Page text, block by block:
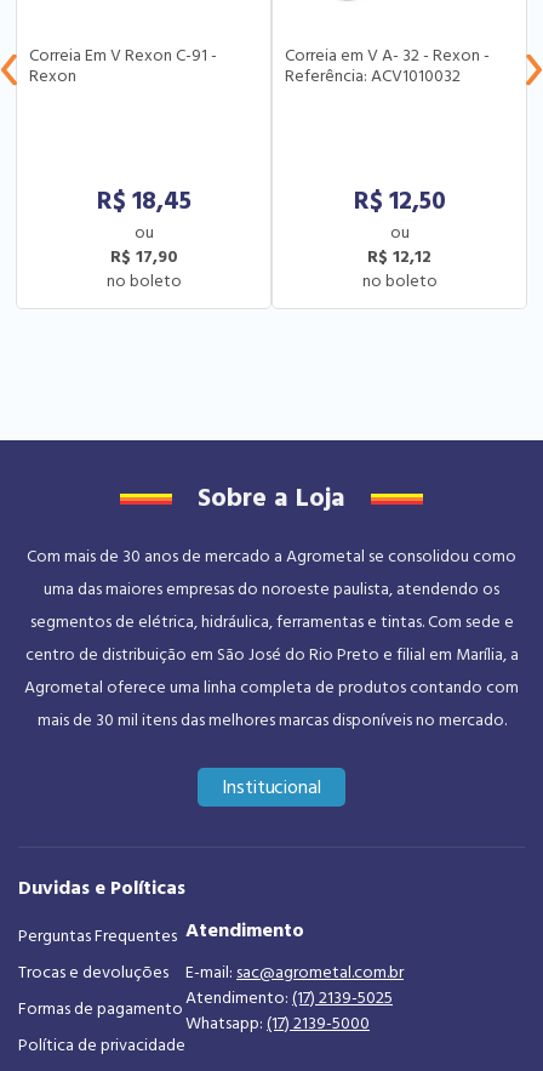
Correia Em V Rexon C-91 -
Rexon
R$ 18,45
R$ 17,90
Correia em V A- 32 - Rexon -
Referência: ACV1010032
R$ 12,50
R$ 12,12
Sobre a Loja
Com mais de 30 anos de mercado a Agrometal se consolidou como
uma das maiores empresas do noroeste paulista, atendendo os
segmentos de elétrica, hidráulica, ferramentas e tintas. Com sede e
centro de distribuição em São José do Rio Preto e filial em Marília, a
Agrometal oferece uma linha completa de produtos contando com
mais de 30 mil itens das melhores marcas disponíveis no mercado.
Institucional
Duvidas e Políticas
Perguntas Frequentes
Trocas e devoluções
Formas de pagamento
Política de privacidade
Atendimento
E-mail: sac@agrometal.com.br
Atendimento: (17) 2139-5025
Whatsapp: (17) 2139-5000